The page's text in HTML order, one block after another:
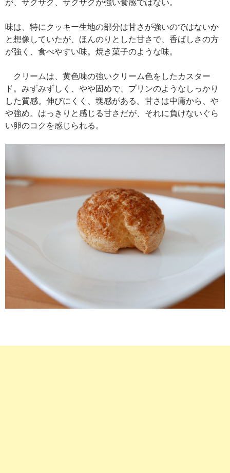
味は、特にクッキー生地の部分は甘さが強いのではないか
と想像していたが、ほんのりとした甘さで、香ばしさの方
が強く、食べやすい味。焼き菓子のような味。
クリームは、黄色味の強いクリーム色をしたカスター
ド。みずみずしく、やや固めで、プリンのようなしっかり
した質感。伸びにくく、塊感がある。甘さは中庸から、や
や強め。はっきりと感じる甘さだが、それに負けないぐら
い卵のコクを感じられる。